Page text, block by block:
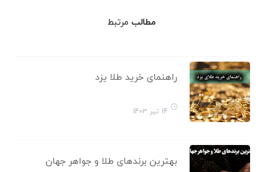
مطالب مرتبط
راهنمای خرید طلا یزد
14 تیر 1403
بهترین برندهای طلا و جواهر جهان